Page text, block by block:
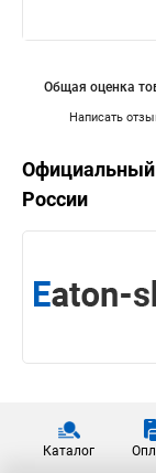
Написать
Общая оценка
России
Каталог